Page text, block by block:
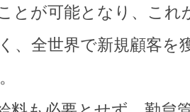
とが可能となり、これ
、全世界で新規顧客を